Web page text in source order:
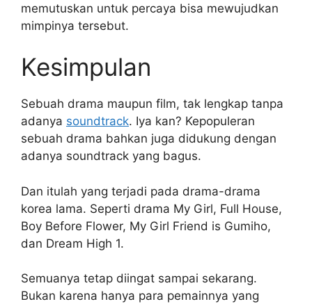
memutuskan untuk percaya bisa mewujudkan
mimpinya tersebut.
Kesimpulan
Sebuah drama maupun film, tak lengkap tanpa
adanya soundtrack. Iya kan? Kepopuleran
sebuah drama bahkan juga didukung dengan
adanya soundtrack yang bagus.
Dan itulah yang terjadi pada drama-drama
korea lama. Seperti drama My Girl, Full House,
Boy Before Flower, My Girl Friend is Gumiho,
dan Dream High 1.
Semuanya tetap diingat sampai sekarang.
Bukan karena hanya para pemainnya yang